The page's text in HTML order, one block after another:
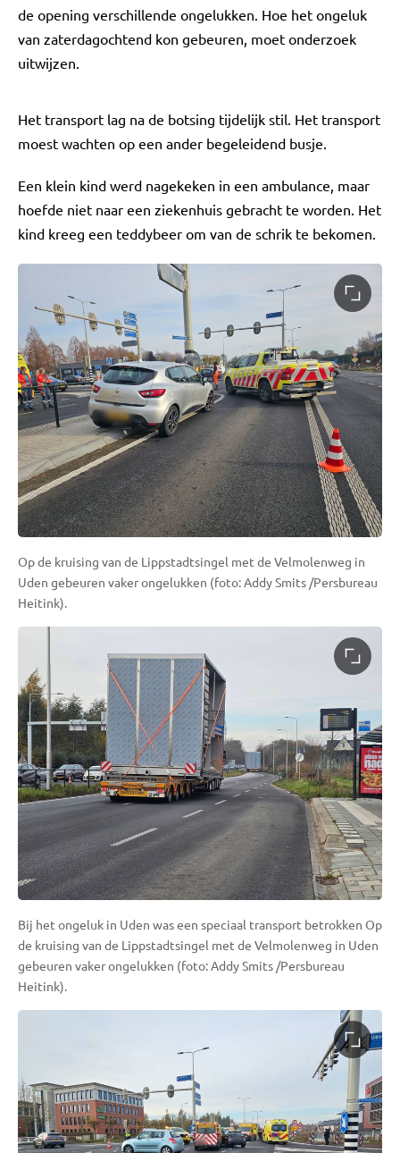
de opening verschillende ongelukken. Hoe het ongeluk
van zaterdagochtend kon gebeuren, moet onderzoek
uitwijzen.
Het transport lag na de botsing tijdelijk stil. Het transport
moest wachten op een ander begeleidend busje.
Een klein kind werd nagekeken in een ambulance, maar
hoefde niet naar een ziekenhuis gebracht te worden. Het
kind kreeg een teddybeer om van de schrik te bekomen.
Op de kruising van de Lippstadtsingel met de Velmolenweg in
Uden gebeuren vaker ongelukken (foto: Addy Smits /Persbureau
Heitink).
Bij het ongeluk in Uden was een speciaal transport betrokken Op
de kruising van de Lippstadtsingel met de Velmolenweg in Uden
gebeuren vaker ongelukken (foto: Addy Smits /Persbureau
Heitink).